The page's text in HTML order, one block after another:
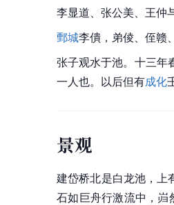
李显道、张公美、王仲
鄄城李僓，弟倰、侄赣
张子观水于池。十三年
一人也。以后但有成化
景观
建岱桥北是白龙池，上
石如巨舟行激流中，岿